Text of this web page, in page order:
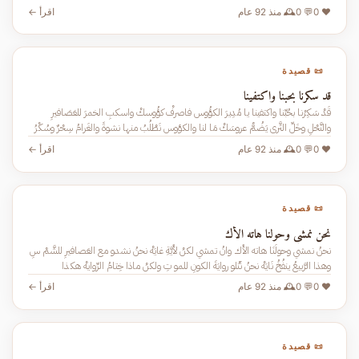
❤️ 0
💬 0 🕰️ منذ 92 عام اقرأ ←
📜 قصيدة
قد سكرنا بحبنا واكتفينا
قَدْ سَكِرْنا بحُبِّنا واكتفينا يا مُدِيرَ الكؤُوس فاصرفْ كؤُوسكْ واسكبِ الخمرَ للعَصَافيرِ
والنَّحْلِ وخَلِّ الثَّرى يَضُمُّ عروسَكْ مَا لنا والكؤوس نَطْلُبُ منها نشوةً والغَرامُ سِحْرٌ وسُكْرُ
❤️ 0
💬 0 🕰️ منذ 92 عام اقرأ ←
📜 قصيدة
نحن نمشي وحولنا هاته الأك
نحنُ نمشي وحولَنَا هاته الأَك وانُ تمشي لكنْ لأَيَّةِ غايَهْ نحنُ نشدو مع العَصافيرِ للشَّمْ سِ
وهذا الرَّبيعُ ينفُخُ نَايَهْ نحنُ نَتْلو روايَةَ الكونِ للمو تِ ولكنْ ماذا خِتامُ الرِّوايهْ هكذا
❤️ 0
💬 0 🕰️ منذ 92 عام اقرأ ←
📜 قصيدة